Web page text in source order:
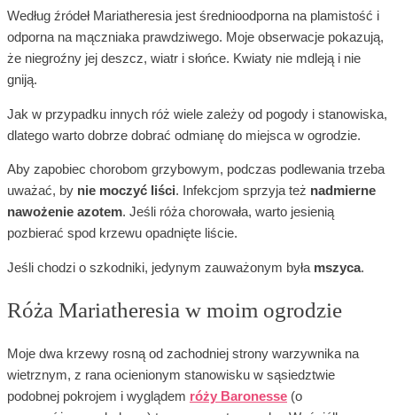
Według źródeł Mariatheresia jest średnioodporna na plamistość i
odporna na mączniaka prawdziwego. Moje obserwacje pokazują,
że niegroźny jej deszcz, wiatr i słońce. Kwiaty nie mdleją i nie
gniją.
Jak w przypadku innych róż wiele zależy od pogody i stanowiska,
dlatego warto dobrze dobrać odmianę do miejsca w ogrodzie.
Aby zapobiec chorobom grzybowym, podczas podlewania trzeba
uważać, by nie moczyć liści. Infekcjom sprzyja też nadmierne
nawożenie azotem. Jeśli róża chorowała, warto jesienią
pozbierać spod krzewu opadnięte liście.
Jeśli chodzi o szkodniki, jedynym zauważonym była mszyca.
Róża Mariatheresia w moim ogrodzie
Moje dwa krzewy rosną od zachodniej strony warzywnika na
wietrznym, z rana ocienionym stanowisku w sąsiedztwie
podobnej pokrojem i wyglądem róży Baronesse (o